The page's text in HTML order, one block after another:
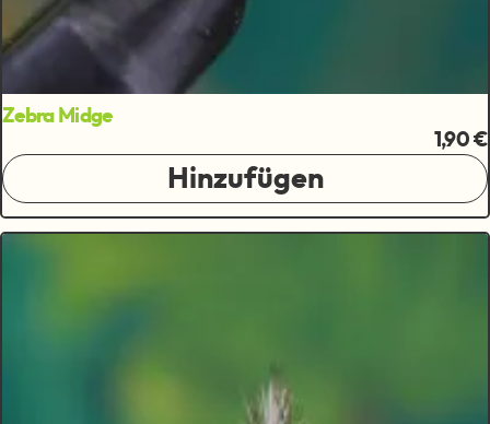
Zebra Midge
1,90 €
Hinzufügen